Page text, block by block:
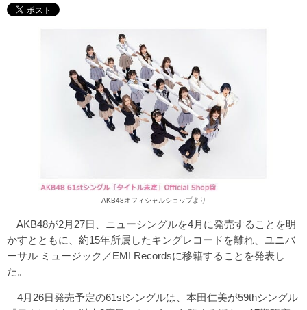
AKB48オフィシャルショップより
AKB48が2月27日、ニューシングルを4月に発売することを明
かすとともに、約15年所属したキングレコードを離れ、ユニバ
ーサル ミュージック／EMI Recordsに移籍することを発表し
た。
4月26日発売予定の61stシングルは、本田仁美が59thシングル